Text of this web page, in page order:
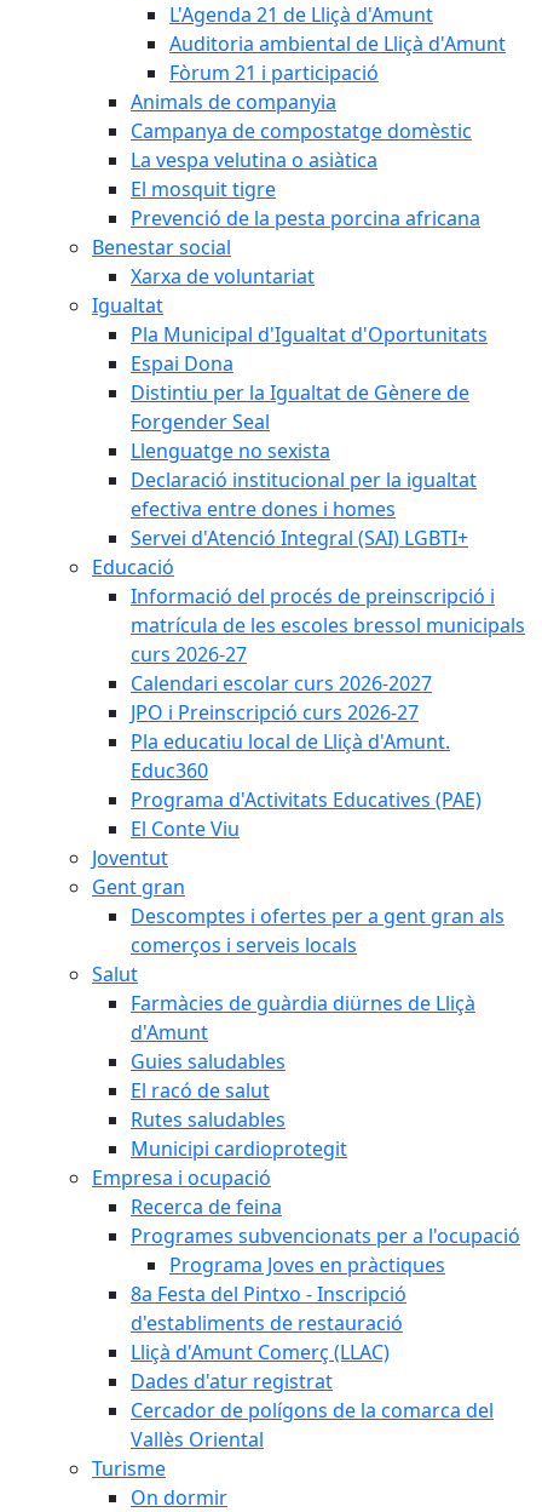
L'Agenda 21 de Lliçà d'Amunt
Auditoria ambiental de Lliçà d'Amunt
Fòrum 21 i participació
Animals de companyia
Campanya de compostatge domèstic
La vespa velutina o asiàtica
El mosquit tigre
Prevenció de la pesta porcina africana
Benestar social
Xarxa de voluntariat
Igualtat
Pla Municipal d'Igualtat d'Oportunitats
Espai Dona
Distintiu per la Igualtat de Gènere de
Forgender Seal
Llenguatge no sexista
Declaració institucional per la igualtat
efectiva entre dones i homes
Servei d'Atenció Integral (SAI) LGBTI+
Educació
Informació del procés de preinscripció i
matrícula de les escoles bressol municipals
curs 2026-27
Calendari escolar curs 2026-2027
JPO i Preinscripció curs 2026-27
Pla educatiu local de Lliçà d'Amunt.
Educ360
Programa d'Activitats Educatives (PAE)
El Conte Viu
Joventut
Gent gran
Descomptes i ofertes per a gent gran als
comerços i serveis locals
Salut
Farmàcies de guàrdia diürnes de Lliçà
d'Amunt
Guies saludables
El racó de salut
Rutes saludables
Municipi cardioprotegit
Empresa i ocupació
Recerca de feina
Programes subvencionats per a l'ocupació
Programa Joves en pràctiques
8a Festa del Pintxo - Inscripció
d'establiments de restauració
Lliçà d'Amunt Comerç (LLAC)
Dades d'atur registrat
Cercador de polígons de la comarca del
Vallès Oriental
Turisme
On dormir